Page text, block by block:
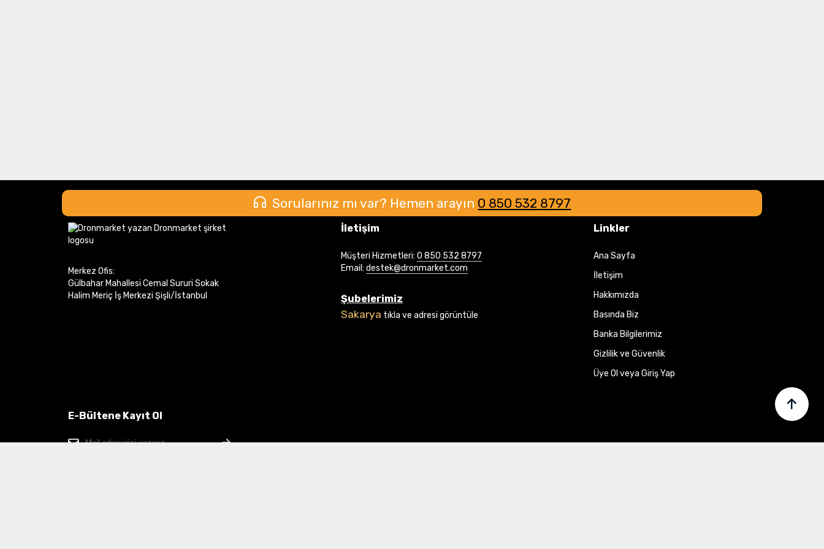
Akıllı Teknoloji
Ürünleri görmek için hemen tıklayın.
Sorularınız mı var? Hemen arayın 0 850 532 8797
Merkez Ofis:
Gülbahar Mahallesi Cemal Sururi Sokak
Halim Meriç İş Merkezi Şişli/İstanbul
İletişim
Müşteri Hizmetleri:0 850 532 8797
Email:destek@dronmarket.com
Şubelerimiz
Sakarya tıkla ve adresi görüntüle
Linkler
Ana Sayfa
İletişim
Hakkımızda
Basında Biz
Banka Bilgilerimiz
Gizlilik ve Güvenlik
Üye Ol veya Giriş Yap
E-Bültene Kayıt Ol